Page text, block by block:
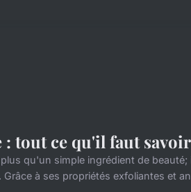
tout ce qu'il faut
qu'un simple ingrédient de
à ses propriétés exfoliantes et